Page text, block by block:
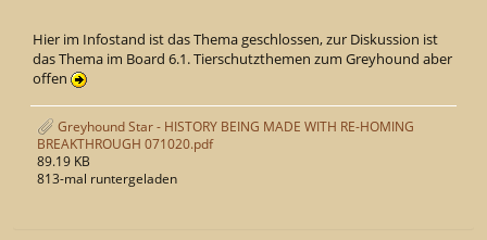
Hier im Infostand ist das Thema geschlossen, zur Diskussion ist
das Thema im Board 6.1. Tierschutzthemen zum Greyhound aber
offen
Greyhound Star - HISTORY BEING MADE WITH RE-HOMING
BREAKTHROUGH 071020.pdf
89.19 KB
813-mal runtergeladen